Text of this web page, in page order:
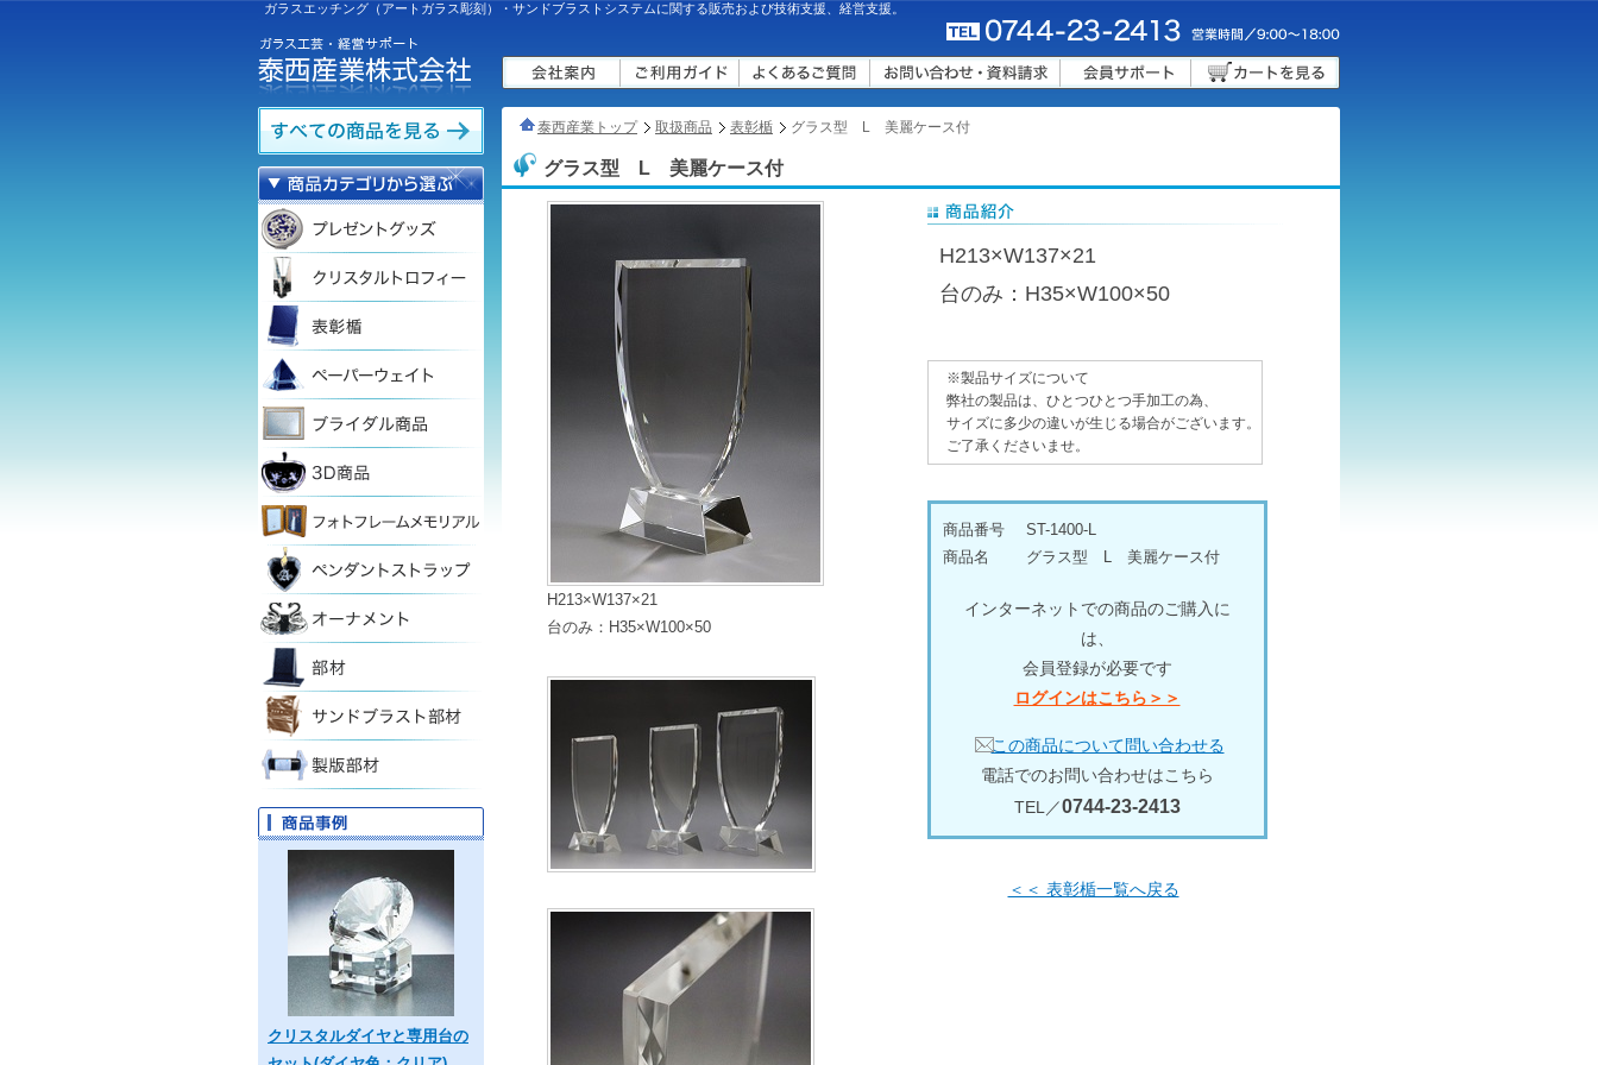
ガラスエッチング（アートガラス彫刻）・サンドブラストシステムに関する販売および技術支援、経営支援。
クリスタルダイヤと専用台の
泰西産業トップ 取扱商品 表彰楯 グラス型 L 美麗ケース付
グラス型 L 美麗ケース付
H213×W137×21
台のみ：H35×W100×50
H213×W137×21
台のみ：H35×W100×50
※製品サイズについて
弊社の製品は、ひとつひとつ手加工の為、
サイズに多少の違いが生じる場合がございます。
ご了承くださいませ。
商品番号
ST-1400-L
商品名
グラス型 L 美麗ケース付
インターネットでの商品のご購入に
は、
会員登録が必要です
ログインはこちら＞＞
この商品について問い合わせる
電話でのお問い合わせはこちら
TEL／0744-23-2413
＜＜ 表彰楯一覧へ戻る